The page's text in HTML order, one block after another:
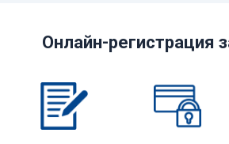
Онлайн-регистрация